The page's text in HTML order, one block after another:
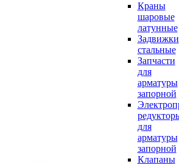
Краны
шаровые
латунные
Задвижки
стальные
Запчасти
для
арматуры
запорной
для
арматуры
запорной
Клапаны